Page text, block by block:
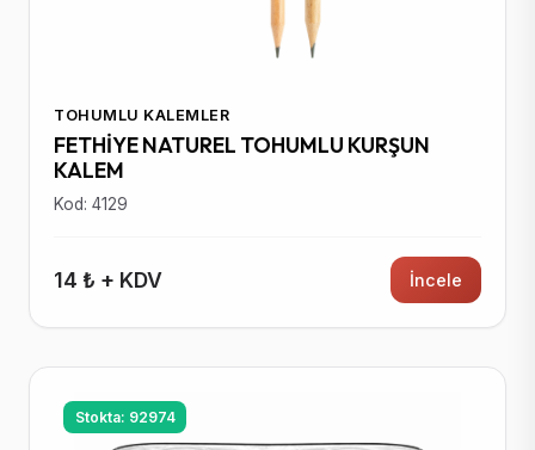
TOHUMLU KALEMLER
FETHİYE NATUREL TOHUMLU KURŞUN
KALEM
Kod: 4129
14 ₺ + KDV İncele
Stokta: 92974